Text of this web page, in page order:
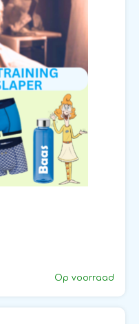
Op voorraad